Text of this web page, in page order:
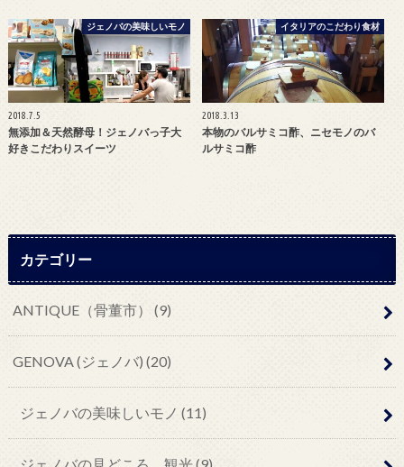
ジェノバの美味しいモノ
2018.7.5
無添加＆天然酵母！ジェノバっ子大
好きこだわりスイーツ
イタリアのこだわり食材
2018.3.13
本物のバルサミコ酢、ニセモノのバ
ルサミコ酢
カテゴリー
ANTIQUE（骨董市） (9)
GENOVA (ジェノバ) (20)
ジェノバの美味しいモノ (11)